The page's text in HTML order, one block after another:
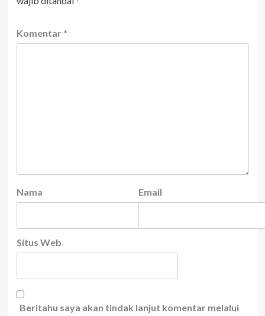
Komentar *
Nama Email
Situs Web
Beritahu saya akan tindak lanjut komentar melalui